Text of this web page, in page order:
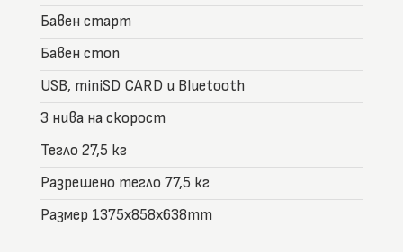
Бавен старт
Бавен стоп
USB, miniSD CARD и Bluetooth
3 нива на скорост
Тегло 27,5 кг
Разрешено тегло 77,5 кг
Размер 1375x858x638mm